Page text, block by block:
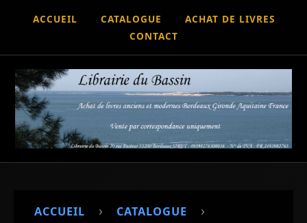
ACCUEIL CATALOGUE
ACHAT DE LIVRES
CONTACT
ACCUEIL › CATALOGUE ›